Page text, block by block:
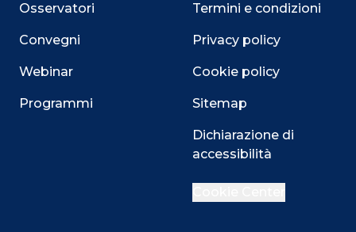
Osservatori
Convegni
Webinar
Programmi
Termini e condizioni
Privacy policy
Cookie policy
Sitemap
Dichiarazione di
accessibilità